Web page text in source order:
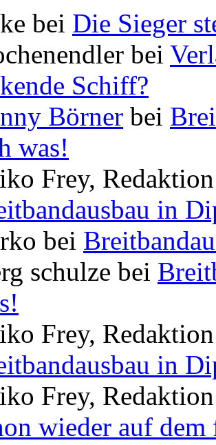
bei Die Sieger
bei
Schiff?
Börner bei
was!
Frey,
in
bei
schulze bei
Frey,
in
Frey,
wieder auf dem